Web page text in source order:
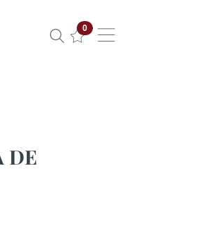
0Propiedades seleccionadas
DE